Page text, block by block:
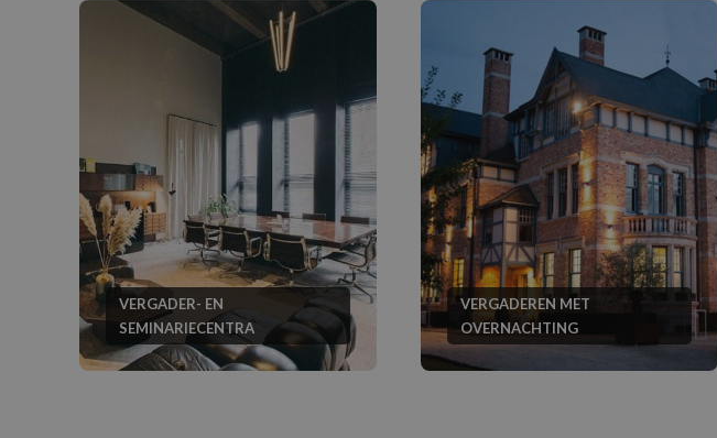
VERGADER- EN
SEMINARIECENTRA
VERGADEREN MET
OVERNACHTING